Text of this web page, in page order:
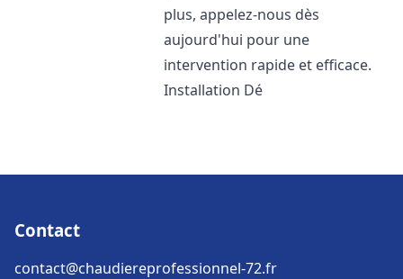
plus, appelez-nous dès
aujourd'hui pour une
intervention rapide et efficace.
Installation Dé
Contact
contact@chaudiereprofessionnel-72.fr